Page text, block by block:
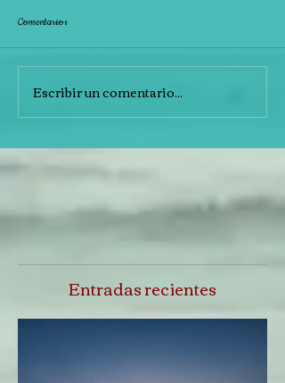
Comentarios
Escribir un comentario...
Entradas recientes